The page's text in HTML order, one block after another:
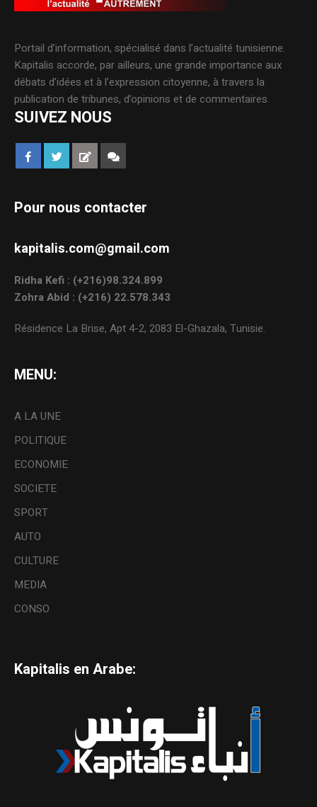
Portail d’information, spécialisé dans l’actualité tunisienne.
Kapitalis accorde, par ailleurs, une grande importance aux
débats d’idées et à l’expression citoyenne, à travers la
publication de tribunes, d’opinions et de commentaires.
SUIVEZ NOUS
Pour nous contacter
kapitalis.com@gmail.com
Ridha Kefi : (+216)98.324.899
Zohra Abid : (+216) 22.578.343
Résidence La Brise, Apt 4-2, 2083 El-Ghazala, Tunisie.
MENU:
A LA UNE
POLITIQUE
ECONOMIE
SOCIETE
SPORT
AUTO
CULTURE
MEDIA
CONSO
Kapitalis en Arabe: